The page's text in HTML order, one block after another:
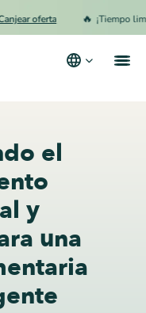
oferta ¡Tiempo
el
y
una